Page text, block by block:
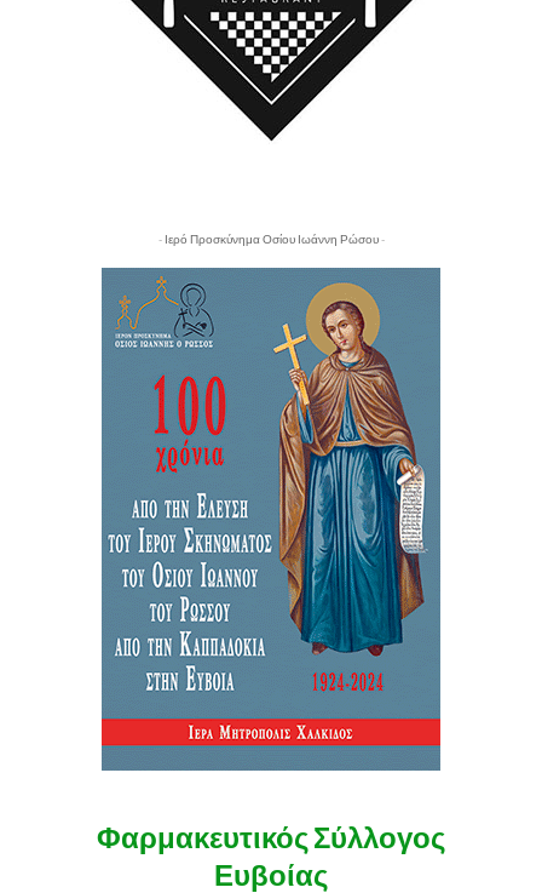
- Ιερό Προσκύνημα Οσίου Ιωάννη Ρώσου -
Φαρμακευτικός Σύλλογος
Ευβοίας